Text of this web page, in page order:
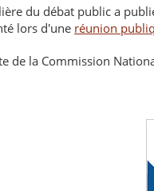
du débat public a
lors d'une réunion
de la Commission